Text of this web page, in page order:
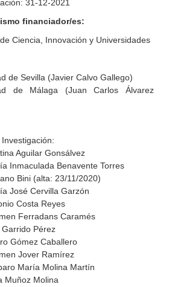
31-12-2021
financiador/es:
Ciencia, Innovación y Universidades
de Sevilla (Javier Calvo Gallego)
de Málaga (Juan Carlos Álvarez
Aguilar Gonsálvez
Inmaculada Benavente Torres
Bini (alta: 23/11/2020)
José Cervilla Garzón
Costa Reyes
Ferradans Caramés
Garrido Pérez
Gómez Caballero
Jover Ramírez
María Molina Martín
Muñoz Molina